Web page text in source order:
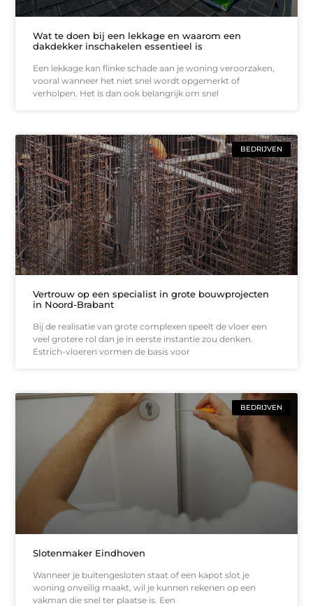
Wat te doen bij een lekkage en waarom een
dakdekker inschakelen essentieel is
Een lekkage kan flinke schade aan je woning veroorzaken,
vooral wanneer het niet snel wordt opgemerkt of
verholpen. Het is dan ook belangrijk om snel
BEDRIJVEN
Vertrouw op een specialist in grote bouwprojecten
in Noord-Brabant
Bij de realisatie van grote complexen speelt de vloer een
veel grotere rol dan je in eerste instantie zou denken.
Estrich-vloeren vormen de basis voor
BEDRIJVEN
Slotenmaker Eindhoven
Wanneer je buitengesloten staat of een kapot slot je
woning onveilig maakt, wil je kunnen rekenen op een
vakman die snel ter plaatse is. Een